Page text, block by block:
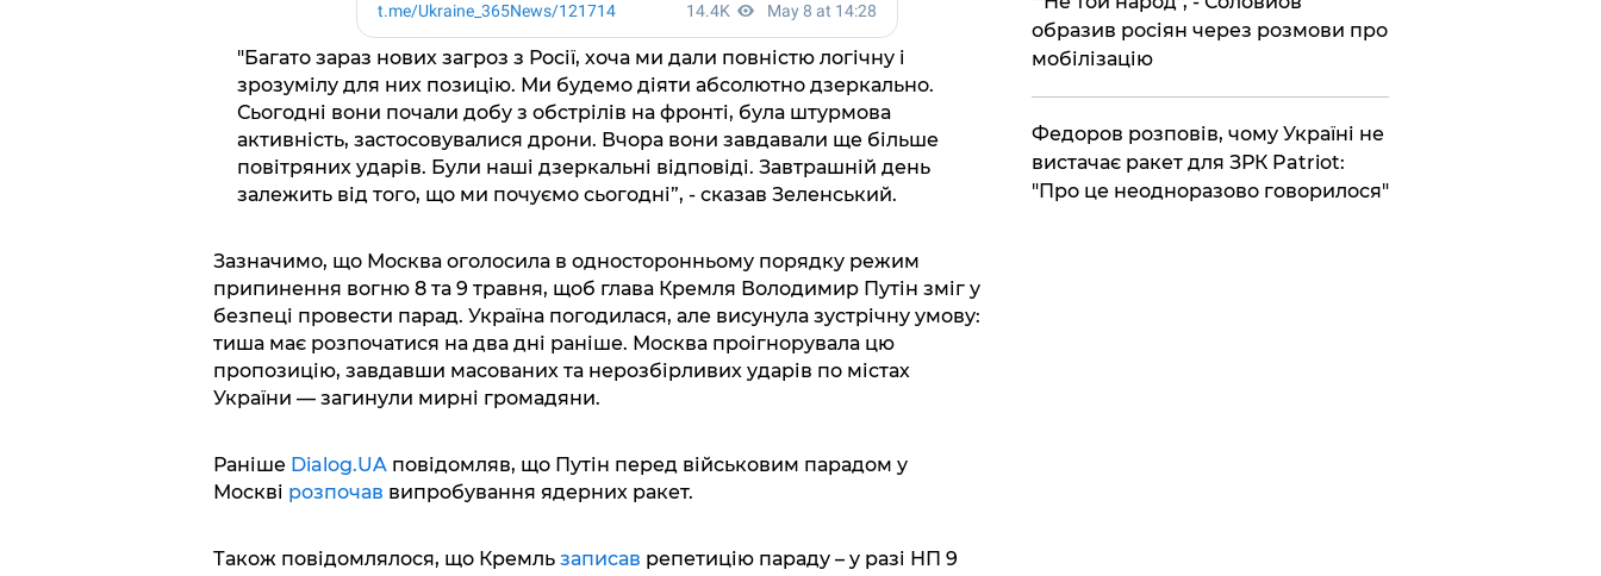
"Багато зараз нових загроз з Росії, хоча ми дали повністю логічну і
зрозумілу для них позицію. Ми будемо діяти абсолютно дзеркально.
Сьогодні вони почали добу з обстрілів на фронті, була штурмова
активність, застосовувалися дрони. Вчора вони завдавали ще більше
повітряних ударів. Були наші дзеркальні відповіді. Завтрашній день
залежить від того, що ми почуємо сьогодні”, - сказав Зеленський.
Зазначимо, що Москва оголосила в односторонньому порядку режим
припинення вогню 8 та 9 травня, щоб глава Кремля Володимир Путін зміг у
безпеці провести парад. Україна погодилася, але висунула зустрічну умову:
тиша має розпочатися на два дні раніше. Москва проігнорувала цю
пропозицію, завдавши масованих та нерозбірливих ударів по містах
України — загинули мирні громадяни.
Раніше Dialog.UAповідомляв, що Путін перед військовим парадом у
Москві розпочав випробування ядерних ракет.
Також повідомлялося, що Кремль записав репетицію параду – у разі НП 9
образив росіян через розмови про
мобілізацію
​Федоров розповів, чому Україні не
вистачає ракет для ЗРК Patriot:
"Про це неодноразово говорилося"